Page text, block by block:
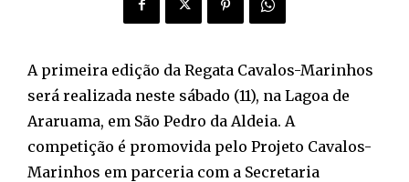
A primeira edição da Regata Cavalos-Marinhos
será realizada neste sábado (11), na Lagoa de
Araruama, em São Pedro da Aldeia. A
competição é promovida pelo Projeto Cavalos-
Marinhos em parceria com a Secretaria